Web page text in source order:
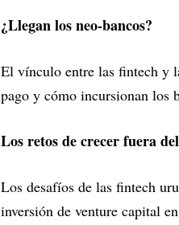
¿Llegan los neo-bancos?
El vínculo entre las fintech y
pago y cómo incursionan los
Los retos de crecer fuera
Los desafíos de las fintech
inversión de venture capital